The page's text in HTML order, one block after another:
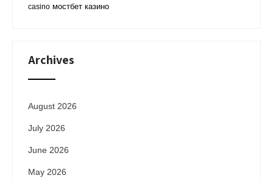
casino мостбет казино
Archives
August 2026
July 2026
June 2026
May 2026